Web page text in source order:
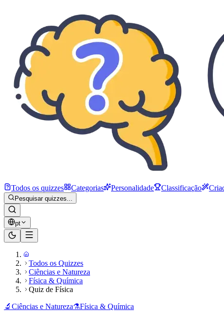
Todos os quizzes Categorias Personalidade Classificação
Pesquisar quizzes...
pt
Todos os Quizzes
Ciências e Natureza
Física & Química
Quiz de Física
🔬 Ciências e Natureza⚗️Física & Química